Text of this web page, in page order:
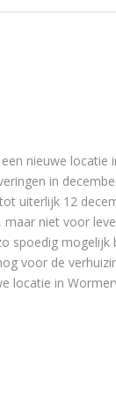
nieuwe locatie
in
uiterlijk 12
niet voor
spoedig mogelijk
voor de
locatie in